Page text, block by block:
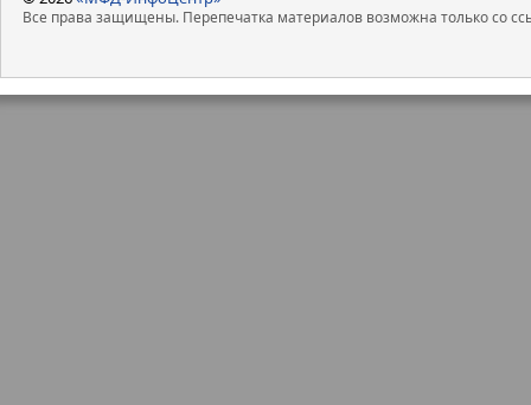
Все права защищены. Перепечатка материалов возможна только со